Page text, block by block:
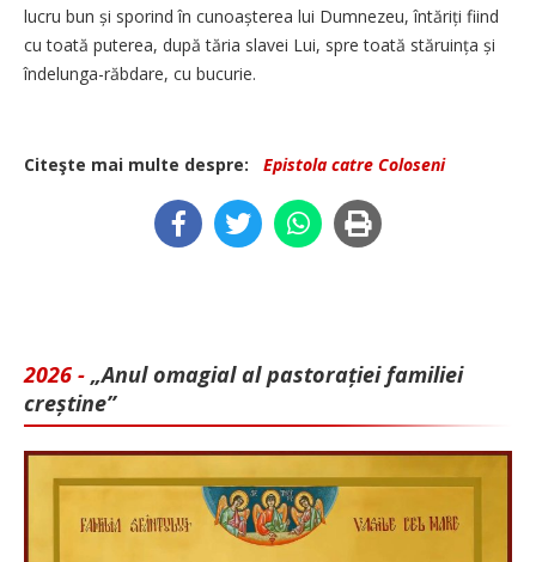
lucru bun și sporind în cunoașterea lui Dumnezeu, întăriți fiind
cu toată puterea, după tăria slavei Lui, spre toată stăruința și
îndelunga-răbdare, cu bucurie.
Citeşte mai multe despre: Epistola catre Coloseni
2026 - „Anul omagial al pastorației familiei
creștine”